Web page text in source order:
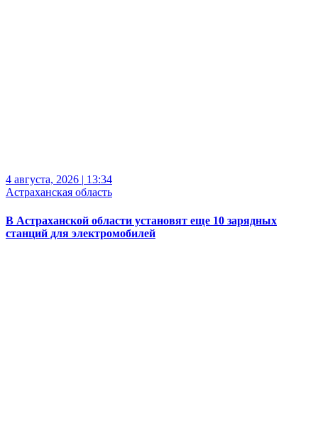
4 августа, 2026 | 13:34
Астраханская область
В Астраханской области установят еще 10 зарядных
станций для электромобилей